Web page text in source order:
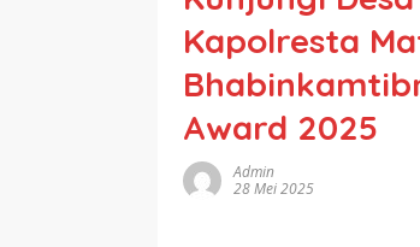
Kapolresta
Award 2025
Admin
28 Mei 2025